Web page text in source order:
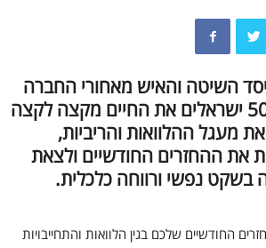
השיטה והאיש מאחורי החברה
ששינתה למעל 500 ישראלים את החיים מקצה לקצה
מעגל ההלוואות והריביות,
את ההחזרים החודשיים ולצאת
נפשי ורווחה כלכלית.
החודשיים שלכם בגין הלוואות והתחייבויות